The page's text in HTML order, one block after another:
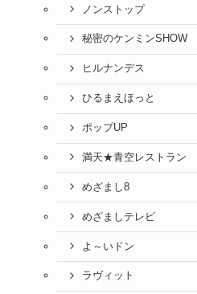
ノンストップ
秘密のケンミンSHOW
ヒルナンデス
ひるまえほっと
ポップUP
満天★青空レストラン
めざまし8
めざましテレビ
よ～いドン
ラヴィット